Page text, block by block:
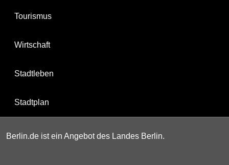
Tourismus
Wirtschaft
Stadtleben
Stadtplan
Berlin.de ist ein Angebot des Landes Berlin.